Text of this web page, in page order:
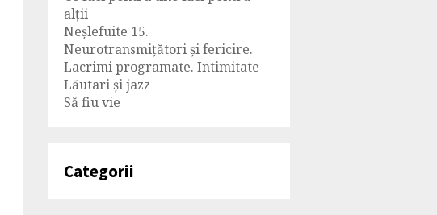
alții
Neșlefuite 15.
Neurotransmițători și fericire.
Lacrimi programate. Intimitate
Lăutari și jazz
Să fiu vie
Categorii